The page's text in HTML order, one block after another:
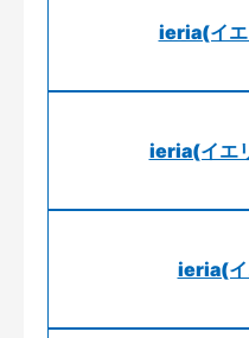
ieria(イエ
ieria(イエ
ieria(イ